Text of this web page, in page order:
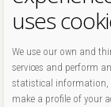
uses
We use our own and
services and perform
statistical information,
make a profile of your